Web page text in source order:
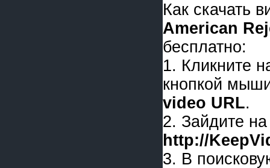
Как скачать
American
бесплатно:
1. Кликните
кнопкой
video URL.
2. Зайдите на
http://
3. В